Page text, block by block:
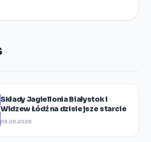
Składy Jagiellonia Białystok i
Widzew Łódź na dzisiejsze starcie
09.08.2026